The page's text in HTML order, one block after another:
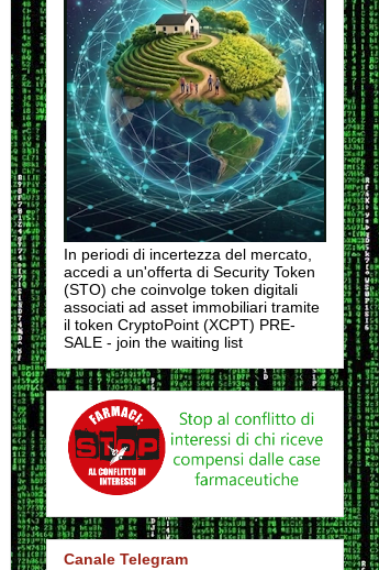
In periodi di incertezza del mercato,
accedi a un'offerta di Security Token
(STO) che coinvolge token digitali
associati ad asset immobiliari tramite
il token CryptoPoint (XCPT) PRE-
SALE - join the waiting list
Canale Telegram